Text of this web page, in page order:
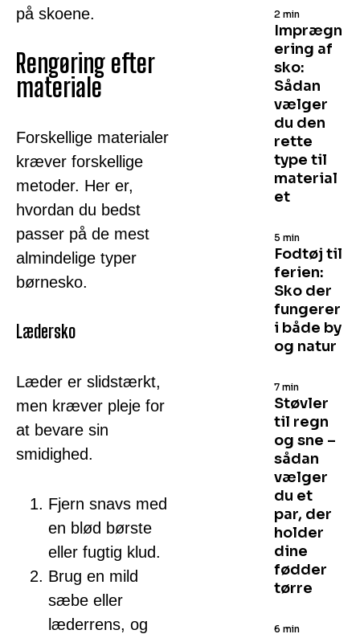
på skoene.
Rengøring efter
materiale
Forskellige materialer
kræver forskellige
metoder. Her er,
hvordan du bedst
passer på de mest
almindelige typer
børnesko.
Lædersko
Læder er slidstærkt,
men kræver pleje for
at bevare sin
smidighed.
Fjern snavs med
en blød børste
eller fugtig klud.
Brug en mild
sæbe eller
læderrens, og
Imprægn
ering af
sko:
Sådan
vælger
du den
rette
type til
material
et
2 min
Fodtøj til
ferien:
Sko der
fungerer
i både by
og natur
5 min
Støvler
til regn
og sne –
sådan
vælger
du et
par, der
holder
dine
fødder
tørre
7 min
6 min